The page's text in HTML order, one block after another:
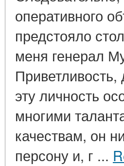
оперативного
предстояло
меня генерал
эту личность
многими
качествам, он
персону и, г ...